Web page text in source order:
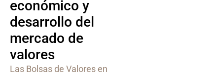
económico y
desarrollo del
mercado de
valores
Las Bolsas de Valores en